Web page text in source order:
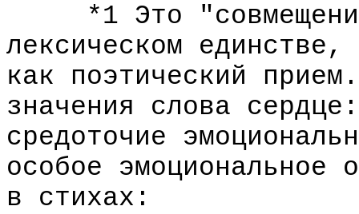
*1 Это
лексическом
как поэтический
значения слова
средоточие
особое эмоциональное
в стихах: